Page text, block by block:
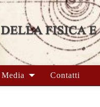
Media Contatti